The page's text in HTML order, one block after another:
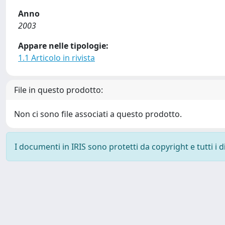
Anno
2003
Appare nelle tipologie:
1.1 Articolo in rivista
File in questo prodotto:
Non ci sono file associati a questo prodotto.
I documenti in IRIS sono protetti da copyright e tutti i